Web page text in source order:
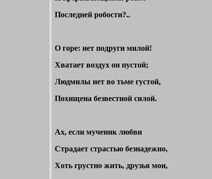
Последней робости?..
О горе: нет подруги милой!
Хватает воздух он пустой;
Людмилы нет во тьме густой,
Похищена безвестной силой.
Ах, если мученик любви
Страдает страстью безнадежно,
Хоть грустно жить, друзья мои,